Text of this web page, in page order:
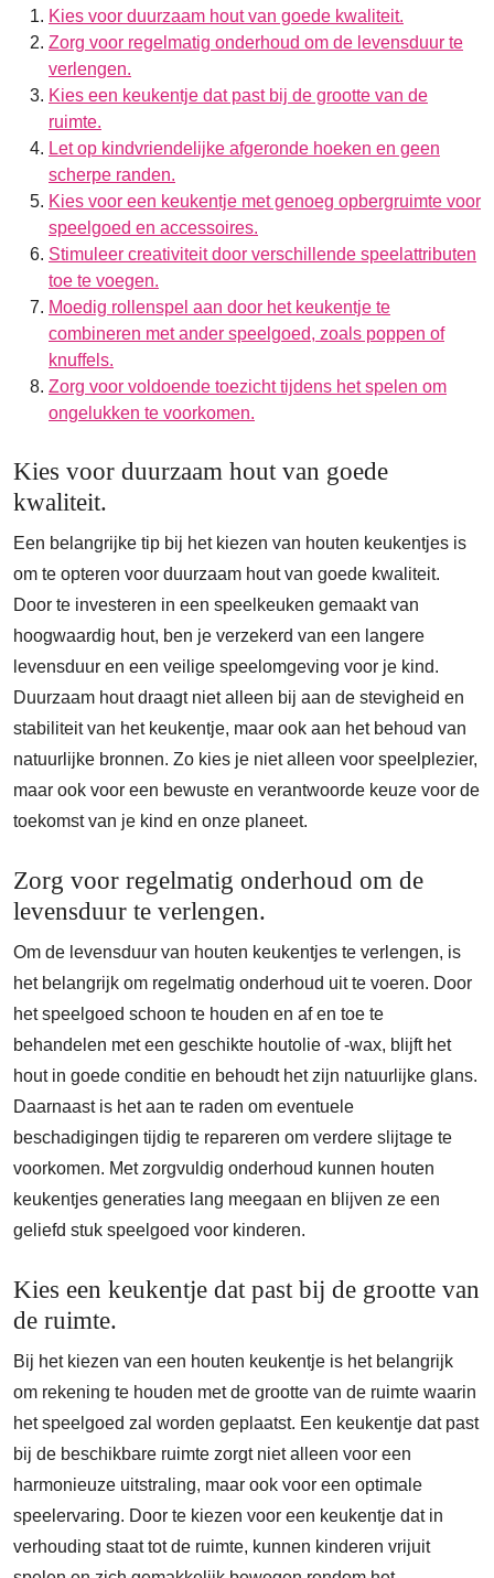
Kies voor duurzaam hout van goede kwaliteit.
Zorg voor regelmatig onderhoud om de levensduur te
verlengen.
Kies een keukentje dat past bij de grootte van de
ruimte.
Let op kindvriendelijke afgeronde hoeken en geen
scherpe randen.
Kies voor een keukentje met genoeg opbergruimte voor
speelgoed en accessoires.
Stimuleer creativiteit door verschillende speelattributen
toe te voegen.
Moedig rollenspel aan door het keukentje te
combineren met ander speelgoed, zoals poppen of
knuffels.
Zorg voor voldoende toezicht tijdens het spelen om
ongelukken te voorkomen.
Kies voor duurzaam hout van goede
kwaliteit.
Een belangrijke tip bij het kiezen van houten keukentjes is
om te opteren voor duurzaam hout van goede kwaliteit.
Door te investeren in een speelkeuken gemaakt van
hoogwaardig hout, ben je verzekerd van een langere
levensduur en een veilige speelomgeving voor je kind.
Duurzaam hout draagt niet alleen bij aan de stevigheid en
stabiliteit van het keukentje, maar ook aan het behoud van
natuurlijke bronnen. Zo kies je niet alleen voor speelplezier,
maar ook voor een bewuste en verantwoorde keuze voor de
toekomst van je kind en onze planeet.
Zorg voor regelmatig onderhoud om de
levensduur te verlengen.
Om de levensduur van houten keukentjes te verlengen, is
het belangrijk om regelmatig onderhoud uit te voeren. Door
het speelgoed schoon te houden en af en toe te
behandelen met een geschikte houtolie of -wax, blijft het
hout in goede conditie en behoudt het zijn natuurlijke glans.
Daarnaast is het aan te raden om eventuele
beschadigingen tijdig te repareren om verdere slijtage te
voorkomen. Met zorgvuldig onderhoud kunnen houten
keukentjes generaties lang meegaan en blijven ze een
geliefd stuk speelgoed voor kinderen.
Kies een keukentje dat past bij de grootte van
de ruimte.
Bij het kiezen van een houten keukentje is het belangrijk
om rekening te houden met de grootte van de ruimte waarin
het speelgoed zal worden geplaatst. Een keukentje dat past
bij de beschikbare ruimte zorgt niet alleen voor een
harmonieuze uitstraling, maar ook voor een optimale
speelervaring. Door te kiezen voor een keukentje dat in
verhouding staat tot de ruimte, kunnen kinderen vrijuit